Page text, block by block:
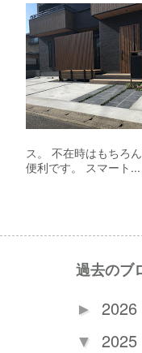
ス。 不在時はもちろ
便利です。 スマート...
過去のブ
► 2026
▼ 2025